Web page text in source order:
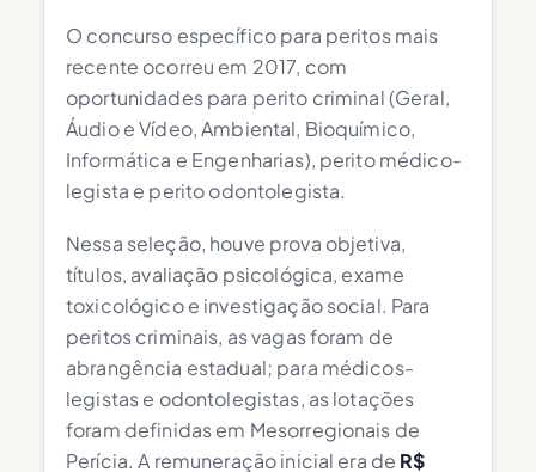
O concurso específico para peritos mais
recente ocorreu em 2017, com
oportunidades para perito criminal (Geral,
Áudio e Vídeo, Ambiental, Bioquímico,
Informática e Engenharias), perito médico-
legista e perito odontolegista.
Nessa seleção, houve prova objetiva,
títulos, avaliação psicológica, exame
toxicológico e investigação social. Para
peritos criminais, as vagas foram de
abrangência estadual; para médicos-
legistas e odontolegistas, as lotações
foram definidas em Mesorregionais de
Perícia. A remuneração inicial era de R$